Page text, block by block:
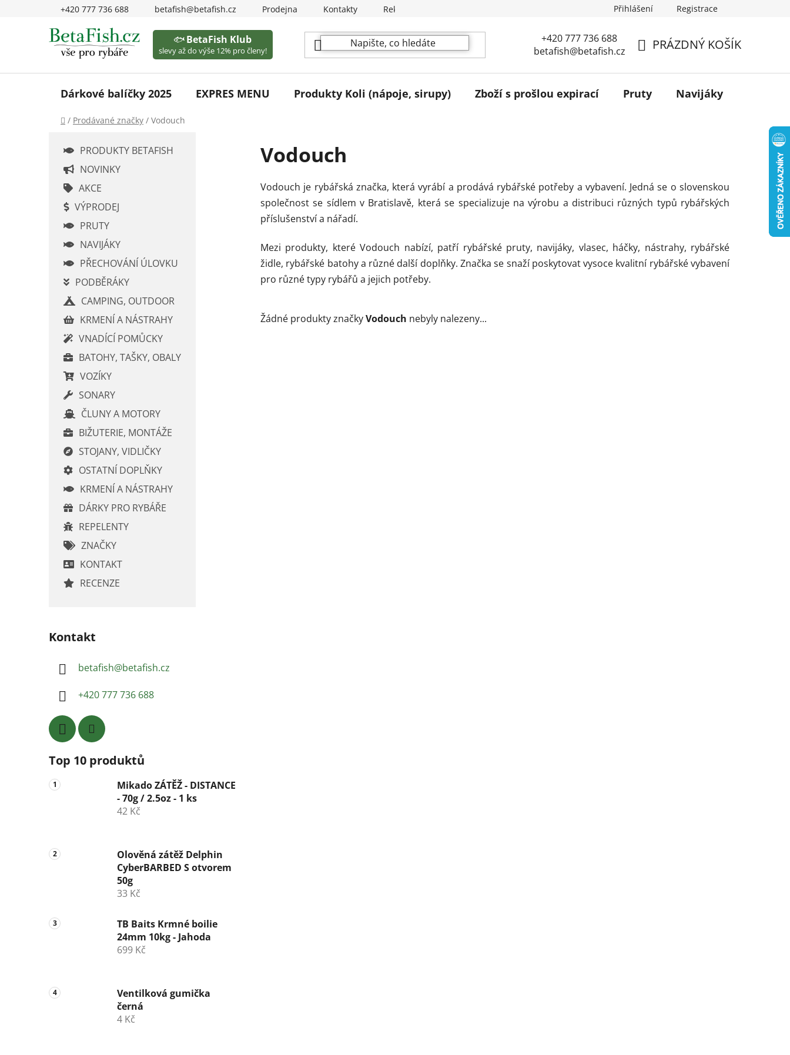
+420 777 736 688 betafish@betafish.cz Prodejna Kontakty Reklamační podmínky Přihlášení Registrace
KOŠÍK
PRÁZDNÝ KOŠÍK
+420 777 736 688
betafish@betafish.cz
🐟BetaFish Klub
slevy až do výše 12% pro členy!
Dárkové balíčky 2025 EXPRES MENU Produkty Koli (nápoje, sirupy) Zboží s prošlou expirací Pruty Navijáky
Domů
/ Prodávané značky / Vodouch
PRODUKTY BETAFISH
NOVINKY
AKCE
VÝPRODEJ
PRUTY
NAVIJÁKY
PŘECHOVÁNÍ ÚLOVKU
PODBĚRÁKY
CAMPING, OUTDOOR
KRMENÍ A NÁSTRAHY
VNADÍCÍ POMŮCKY
BATOHY, TAŠKY, OBALY
VOZÍKY
SONARY
ČLUNY A MOTORY
BIŽUTERIE, MONTÁŽE
STOJANY, VIDLIČKY
OSTATNÍ DOPLŇKY
KRMENÍ A NÁSTRAHY
DÁRKY PRO RYBÁŘE
REPELENTY
ZNAČKY
KONTAKT
RECENZE
Kontakt
betafish@betafish.cz
+420 777 736 688
Top 10 produktů
Mikado ZÁTĚŽ - DISTANCE
- 70g / 2.5oz - 1 ks
42 Kč
Olověná zátěž Delphin
CyberBARBED S otvorem
50g
33 Kč
TB Baits Krmné boilie
24mm 10kg - Jahoda
699 Kč
Ventilková gumička
černá
4 Kč
Vodouch
Vodouch je rybářská značka, která vyrábí a prodává rybářské potřeby a vybavení. Jedná se o slovenskou
společnost se sídlem v Bratislavě, která se specializuje na výrobu a distribuci různých typů rybářských
příslušenství a nářadí.
Mezi produkty, které Vodouch nabízí, patří rybářské pruty, navijáky, vlasec, háčky, nástrahy, rybářské
židle, rybářské batohy a různé další doplňky. Značka se snaží poskytovat vysoce kvalitní rybářské vybavení
pro různé typy rybářů a jejich potřeby.
Žádné produkty značkyVodouch nebyly nalezeny...